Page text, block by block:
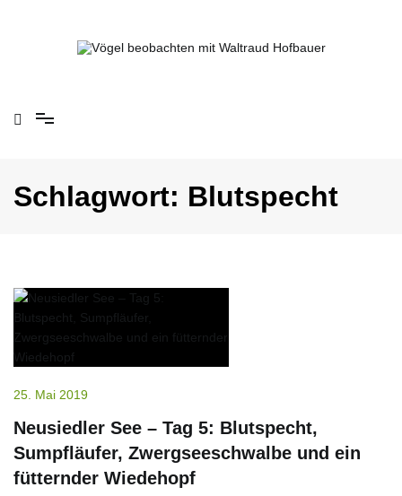
Schlagwort: Blutspecht
25. Mai 2019
Neusiedler See – Tag 5: Blutspecht,
Sumpfläufer, Zwergseeschwalbe und ein
fütternder Wiedehopf